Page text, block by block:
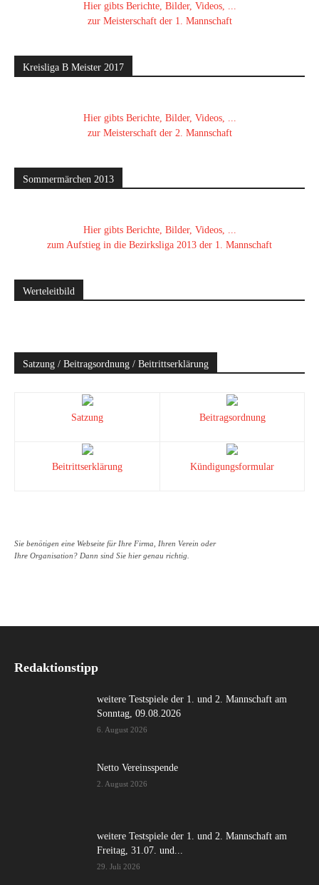
Hier gibts Berichte, Bilder, Videos, ...
zur Meisterschaft der 1. Mannschaft
Kreisliga B Meister 2017
Hier gibts Berichte, Bilder, Videos, ...
zur Meisterschaft der 2. Mannschaft
Sommermärchen 2013
Hier gibts Berichte, Bilder, Videos, ...
zum Aufstieg in die Bezirksliga 2013 der 1. Mannschaft
Werteleitbild
Satzung / Beitragsordnung / Beitrittserklärung
Satzung Beitragsordnung
Beitrittserklärung Kündigungsformular
Sie benötigen eine Webseite für Ihre Firma, Ihren Verein oder
Ihre Organisation? Dann sind Sie hier genau richtig.
Redaktionstipp
weitere Testspiele der 1. und 2. Mannschaft am
Sonntag, 09.08.2026
6. August 2026
Netto Vereinsspende
2. August 2026
weitere Testspiele der 1. und 2. Mannschaft am
Freitag, 31.07. und...
29. Juli 2026